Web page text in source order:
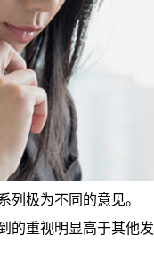
列极为不同的意见。
的重视明显高于其他